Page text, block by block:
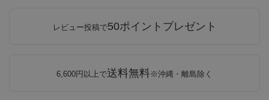
レビュー投稿で50ポイントプレゼント
6,600円以上で送料無料※沖縄・離島除く